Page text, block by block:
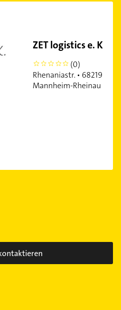
ZET logistics e. K.
0
(0)
Rhenaniastr. • 68219
Mannheim-Rheinau